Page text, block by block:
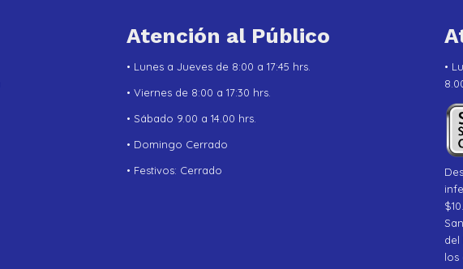
Atención al Público
• Lunes a Jueves de 8:00 a 17:45 hrs.
• Viernes de 8:00 a 17:30 hrs.
• Sábado 9.00 a 14.00 hrs.
• Domingo Cerrado
• Festivos: Cerrado
•
del
los